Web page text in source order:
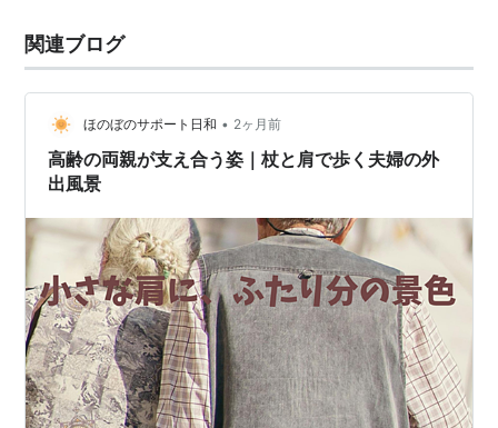
関連ブログ
ほのぼのサポート日和 • 2ヶ月前
高齢の両親が支え合う姿｜杖と肩で歩く夫婦の外
出風景